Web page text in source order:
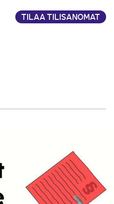
TILAA TILISANOMAT